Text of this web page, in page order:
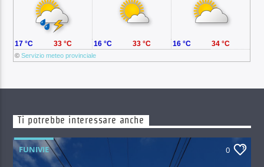
©Servizio meteo provinciale
17 °C 33 °C 16 °C 33 °C 16 °C 34 °C
Ti potrebbe interessare anche
FUNIVIE 0